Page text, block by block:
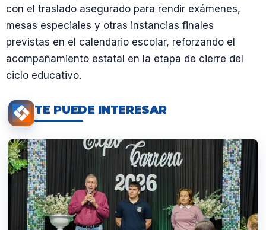
con el traslado asegurado para rendir exámenes,
mesas especiales y otras instancias finales
previstas en el calendario escolar, reforzando el
acompañamiento estatal en la etapa de cierre del
ciclo educativo.
TE PUEDE INTERESAR